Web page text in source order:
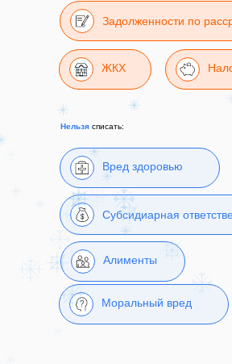
Нельзя списать:
Задолженности по
ЖКХ
Субсидиарная
Вред здоровью
Моральный вред
Алименты